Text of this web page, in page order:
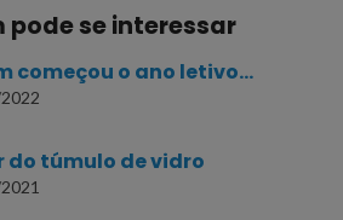
se interessar
começou o ano letivo…
do túmulo de vidro